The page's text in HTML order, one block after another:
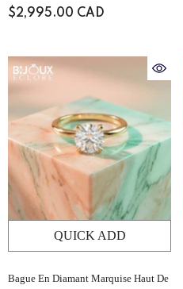
D'accompagnement Baguette
$2,995.00 CAD
QUICK ADD
Bague En Diamant Marquise Haut De